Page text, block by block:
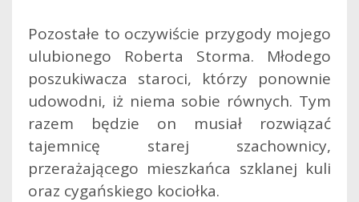
Pozostałe to oczywiście przygody mojego
ulubionego Roberta Storma. Młodego
poszukiwacza staroci, którzy ponownie
udowodni, iż niema sobie równych. Tym
razem będzie on musiał rozwiązać
tajemnicę starej szachownicy,
przerażającego mieszkańca szklanej kuli
oraz cygańskiego kociołka.